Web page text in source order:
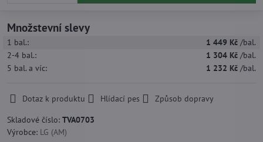
Množstevní slevy
1 bal.: 1 449 Kč /bal.
2-4 bal.: 1 304 Kč /bal.
5 bal. a víc: 1 232 Kč /bal.
Dotaz k produktu Hlídací pes
Způsob dopravy
Skladové číslo: TVA0703
Výrobce: LG (AM)